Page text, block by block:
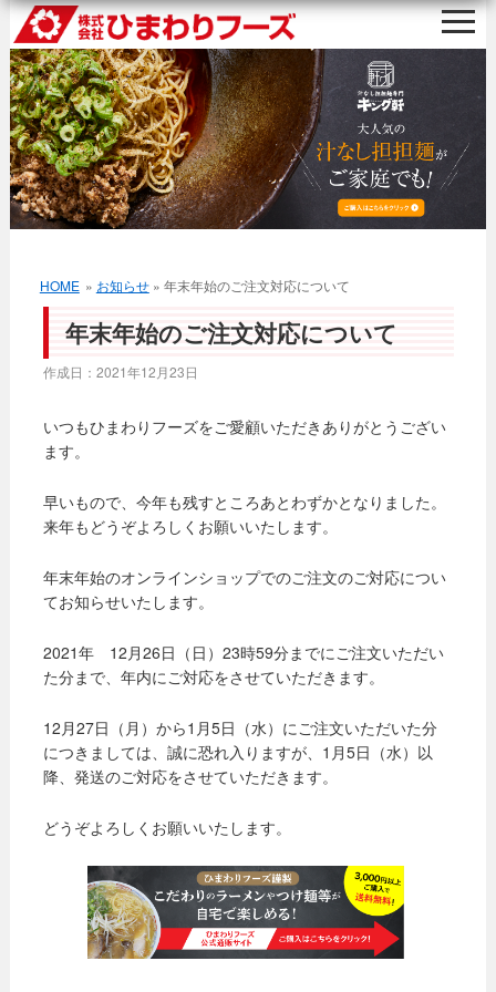
HOME » お知らせ» 年末年始のご注文対応について
年末年始のご注文対応について
作成日： 2021年12月23日
いつもひまわりフーズをご愛顧いただきありがとうござい
ます。
早いもので、今年も残すところあとわずかとなりました。
来年もどうぞよろしくお願いいたします。
年末年始のオンラインショップでのご注文のご対応につい
てお知らせいたします。
2021年 12月26日（日）23時59分までにご注文いただい
た分まで、年内にご対応をさせていただきます。
12月27日（月）から1月5日（水）にご注文いただいた分
につきましては、誠に恐れ入りますが、1月5日（水）以
降、発送のご対応をさせていただきます。
どうぞよろしくお願いいたします。